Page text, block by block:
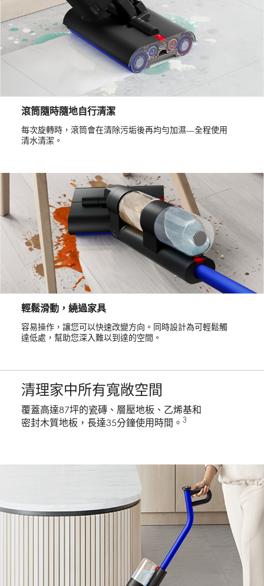
滾筒隨時隨地自行清潔
每次旋轉時，滾筒會在清除污垢後再均勻加濕—全程使用
清水清潔。
輕鬆滑動，繞過家具
容易操作，讓您可以快速改變方向。同時設計為可輕鬆觸
達低處，幫助您深入難以到達的空間。
清理家中所有寬敞空間
覆蓋高達87坪的瓷磚、層壓地板、乙烯基和
密封木質地板，長達35分鐘使用時間。 3